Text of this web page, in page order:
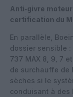
Anti‑givre
certification du
En parallèle,
dossier sensible
737 MAX 8, 9, 7
de surchauffe de
sèches si le
conduisant à des